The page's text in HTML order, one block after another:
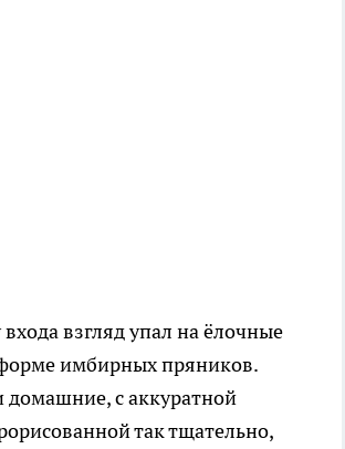
взгляд упал на ёлочные
имбирных пряников.
домашние, с аккуратной
так тщательно,